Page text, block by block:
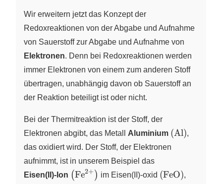
Wir erweitern jetzt das Konzept der
Redoxreaktionen von der Abgabe und Aufnahme
von Sauerstoff zur Abgabe und Aufnahme von
Elektronen. Denn bei Redoxreaktionen werden
immer Elektronen von einem zum anderen Stoff
übertragen, unabhängig davon ob Sauerstoff an
der Reaktion beteiligt ist oder nicht.
Bei der Thermitreaktion ist der Stoff, der
Elektronen abgibt, das Metall Aluminium \left(
(Al),
das oxidiert wird. Der Stoff, der Elektronen
aufnimmt, ist in unserem Beispiel das
Eisen(II)‑Ion \left( \ce{Fe^{2+}} \right)
(FeX
2+ ) im Eisen(II)‑oxid \left(
(FeO),